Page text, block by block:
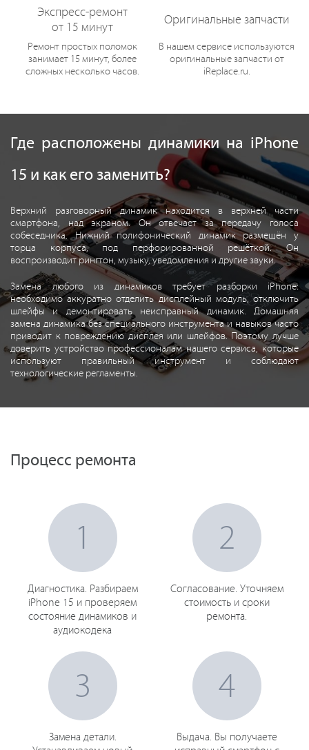
Экспресс-ремонт
от 15 минут
Ремонт простых поломок
занимает 15 минут, более
сложных несколько часов.
Оригинальные запчасти
В нашем сервисе используются
оригинальные запчасти от
iReplace.ru.
Где расположены динамики на iPhone
15 и как его заменить?
Верхний разговорный динамик находится в верхней части
смартфона, над экраном. Он отвечает за передачу голоса
собеседника. Нижний полифонический динамик размещён у
торца корпуса, под перфорированной решёткой. Он
воспроизводит рингтон, музыку, уведомления и другие звуки.
Замена любого из динамиков требует разборки iPhone:
необходимо аккуратно отделить дисплейный модуль, отключить
шлейфы и демонтировать неисправный динамик. Домашняя
замена динамика без специального инструмента и навыков часто
приводит к повреждению дисплея или шлейфов. Поэтому лучше
доверить устройство профессионалам нашего сервиса, которые
используют правильный инструмент и соблюдают
технологические регламенты.
Процесс ремонта
1
Диагностика. Разбираем
iPhone 15 и проверяем
состояние динамиков и
аудиокодека
2
Согласование. Уточняем
стоимость и сроки
ремонта.
3
Замена детали.
4
Выдача. Вы получаете